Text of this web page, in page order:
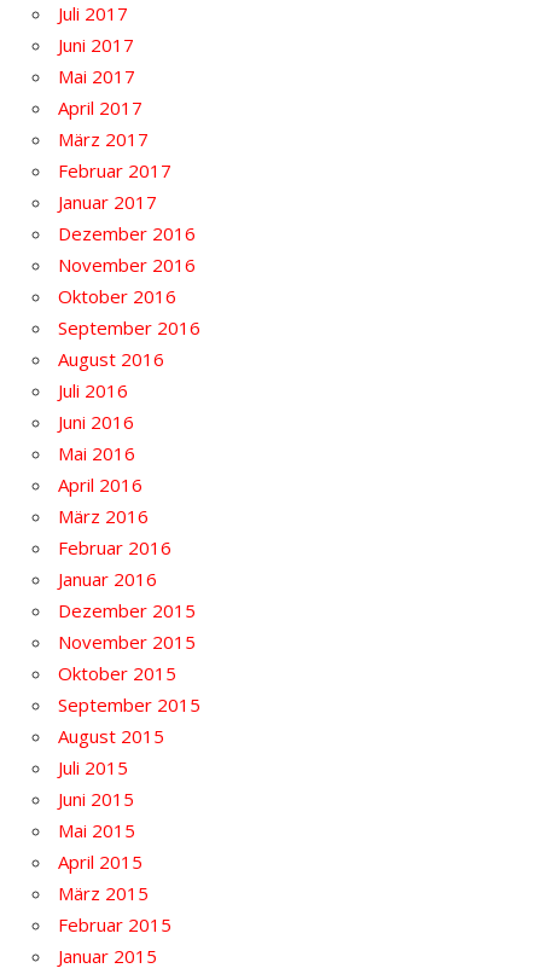
Juli 2017
Juni 2017
Mai 2017
April 2017
März 2017
Februar 2017
Januar 2017
Dezember 2016
November 2016
Oktober 2016
September 2016
August 2016
Juli 2016
Juni 2016
Mai 2016
April 2016
März 2016
Februar 2016
Januar 2016
Dezember 2015
November 2015
Oktober 2015
September 2015
August 2015
Juli 2015
Juni 2015
Mai 2015
April 2015
März 2015
Februar 2015
Januar 2015